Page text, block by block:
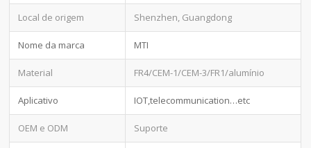
Local de origem Shenzhen, Guangdong
Nome da marca MTI
Material FR4/CEM-1/CEM-3/FR1/alumínio
Aplicativo IOT,telecommunication…etc
OEM e ODM Suporte